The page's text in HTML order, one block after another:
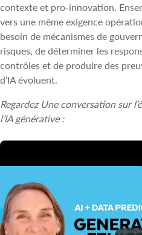
contexte et pro-innovation.
vers une même exigence
besoin de mécanismes de
risques, de déterminer les
contrôles et de produire des
d’IA évoluent.
Regardez Une conversation sur
l’IA générative :